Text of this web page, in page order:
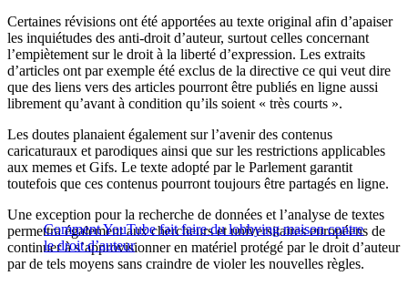
Certaines révisions ont été apportées au texte original afin d’apaiser
les inquiétudes des anti-droit d’auteur, surtout celles concernant
l’empiètement sur le droit à la liberté d’expression. Les extraits
d’articles ont par exemple été exclus de la directive ce qui veut dire
que des liens vers des articles pourront être publiés en ligne aussi
librement qu’avant à condition qu’ils soient « très courts ».
Les doutes planaient également sur l’avenir des contenus
caricaturaux et parodiques ainsi que sur les restrictions applicables
aux memes et Gifs. Le texte adopté par le Parlement garantit
toutefois que ces contenus pourront toujours être partagés en ligne.
Comment YouTube fait faire du lobbying maison contre
le droit d’auteur
Une exception pour la recherche de données et l’analyse de textes
permettra également aux chercheurs et universitaires européens de
continuer à s’approvisionner en matériel protégé par le droit d’auteur
par de tels moyens sans craindre de violer les nouvelles règles.